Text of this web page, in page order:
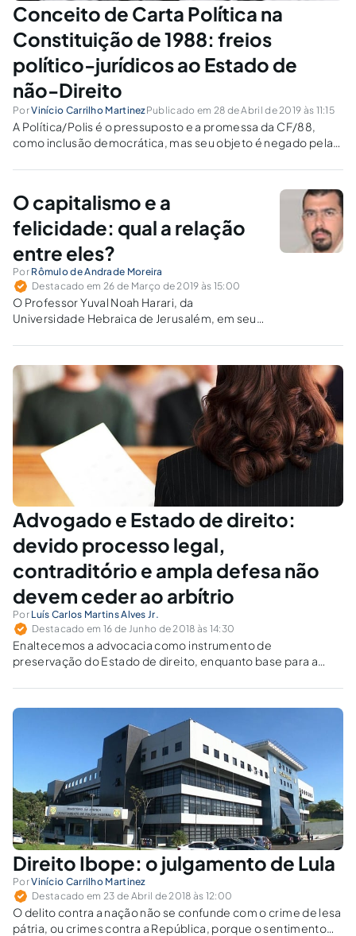
Conceito de Carta Política na
Constituição de 1988: freios
político-jurídicos ao Estado de
não-Direito
PorVinício Carrilho MartinezPublicado em 28 de Abril de 2019 às 11:15
A Política/Polis é o pressuposto e a promessa da CF/88,
como inclusão democrática, mas seu objeto é negado pelas
sobretudo, as mais graves violações constitucionais.
O capitalismo e a
felicidade: qual a relação
entre eles?
Por Rômulo de Andrade Moreira
Destacado em 26 de Março de 2019 às 15:00
O Professor Yuval Noah Harari, da
Universidade Hebraica de Jerusalém, em seu
Humanidade", discute temas como
capitalismo, livre mercado, consumismo e
felicidade sob outra ótica.
Advogado e Estado de direito:
devido processo legal,
contraditório e ampla defesa não
devem ceder ao arbítrio
Por Luís Carlos Martins Alves Jr.
Destacado em 16 de Junho de 2018 às 14:30
Enaltecemos a advocacia como instrumento de
preservação do Estado de direito, enquanto base para a
defesa e contraditório.
Direito Ibope: o julgamento de Lula
PorVinício Carrilho Martinez
Destacado em 23 de Abril de 2018 às 12:00
O delito contra a nação não se confunde com o crime de lesa
pátria, ou crimes contra a República, porque o sentimento